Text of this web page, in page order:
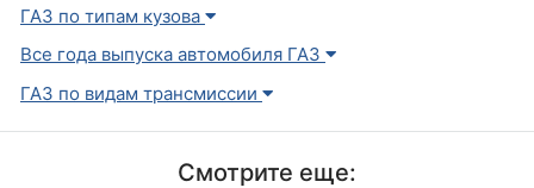
ГАЗ по типам кузова
Все года выпуска автомобиля ГАЗ
ГАЗ по видам трансмиссии
Смотрите еще: